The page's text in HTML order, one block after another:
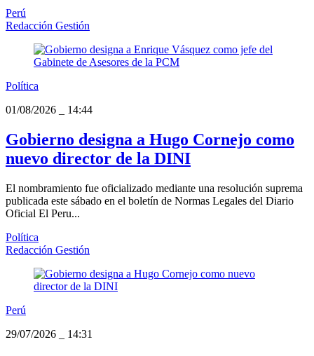
Perú
Redacción Gestión
Política
01/08/2026
14:44
Gobierno designa a Hugo Cornejo como
nuevo director de la DINI
El nombramiento fue oficializado mediante una resolución suprema
publicada este sábado en el boletín de Normas Legales del Diario
Oficial El Peru...
Política
Redacción Gestión
Perú
29/07/2026
14:31